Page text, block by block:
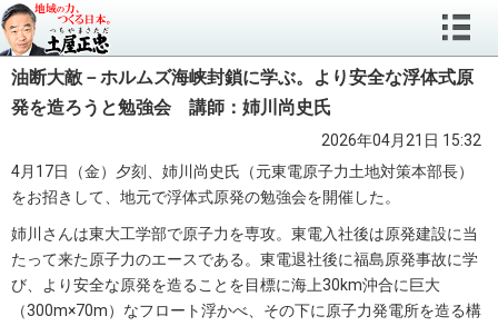
油断大敵－ホルムズ海峡封鎖に学ぶ。より安全な浮体式原
発を造ろうと勉強会 講師：姉川尚史氏
2026年04月21日 15:32
4月17日（金）夕刻、姉川尚史氏（元東電原子力土地対策本部長）
をお招きして、地元で浮体式原発の勉強会を開催した。
姉川さんは東大工学部で原子力を専攻。東電入社後は原発建設に当
たって来た原子力のエースである。東電退社後に福島原発事故に学
び、より安全な原発を造ることを目標に海上30km沖合に巨大
（300m×70m）なフロート浮かべ、その下に原子力発電所を造る構